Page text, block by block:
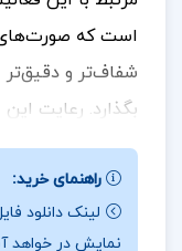
است که
شفاف‌تر و
بگذارد. رعایت
اطلاعات مالی
اقتصادی را
های بیشتر همراه
راهنمای خرید:
لینک دانلود
نمایش در خواهد